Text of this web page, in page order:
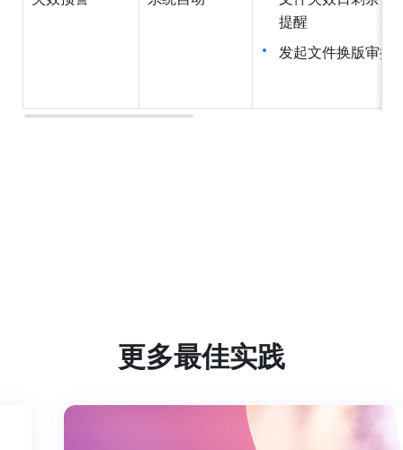
提醒
发起文件换版审批
更多最佳实践